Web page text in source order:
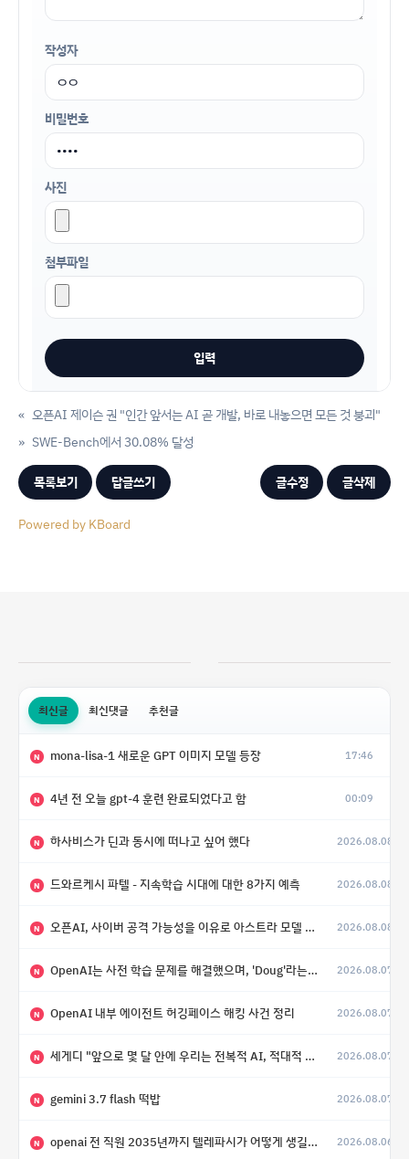
작성자
비밀번호
사진
첨부파일
« 오픈AI 제이슨 권 "인간 앞서는 AI 곧 개발, 바로 내놓으면 모든 것 붕괴"
SWE-Bench에서 30.08% 달성
»
목록보기 답글쓰기 글수정 글삭제
Powered by KBoard
최신글 최신댓글 추천글
N mona-lisa-1 새로운 GPT 이미지 모델 등장 17:46
N 4년 전 오늘 gpt-4 훈련 완료되었다고 함 00:09
N 하사비스가 딘과 동시에 떠나고 싶어 했다 2026.08.08
N 드와르케시 파텔 - 지속학습 시대에 대한 8가지 예측 2026.08.08
N 오픈AI, 사이버 공격 가능성을 이유로 아스트라 모델 출시 연기 2026.08.08
N OpenAI는 사전 학습 문제를 해결했으며, 'Doug'라는 코드명을 가진 훨씬 더 큰 모델을 활발히 개발 중 2026.08.07
N OpenAI 내부 에이전트 허깅페이스 해킹 사건 정리 2026.08.07
N 세게디 "앞으로 몇 달 안에 우리는 전복적 AI, 적대적 AI 둘 다 보게 될 것" 2026.08.07
N gemini 3.7 flash 떡밥 2026.08.07
N openai 전 직원 2035년까지 텔레파시가 어떻게 생길 수 있는지 2026.08.06